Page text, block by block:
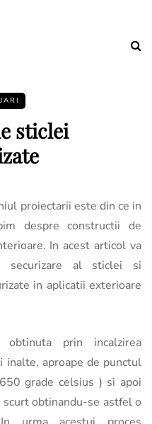
sticlei
proiectarii este din ce in
despre constructii de
In acest articol va
securizare al sticlei si
in aplicatii exterioare
obtinuta prin incalzirea
aproape de punctul
grade celsius ) si apoi
obtinandu-se astfel o